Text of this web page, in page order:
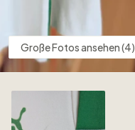
Große Fotos ansehen (4)